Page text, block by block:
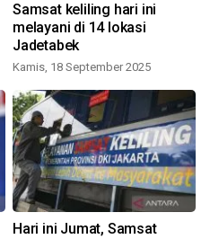
Samsat keliling hari ini
melayani di 14 lokasi
Jadetabek
Kamis, 18 September 2025
Hari ini Jumat, Samsat